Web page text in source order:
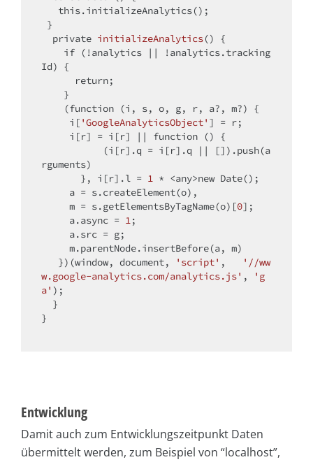
this.initializeAnalytics();
private initializeAnalytics()
{
if (!analytics || !analytics.tracking
Id) {
return;
     i[
'GoogleAnalyticsObject' ] = r;
rguments)
       }, i[r].l =
1 * <any>new Date();
     m = s.getElementsByTagName(o)[
0];
     a.async =
1;
   })(window, document,
'script' ,
'//ww
w.google-analytics.com/analytics.js' ,
'g
a' );
}
Entwicklung
Damit auch zum Entwicklungszeitpunkt Daten
übermittelt werden, zum Beispiel von “localhost”,